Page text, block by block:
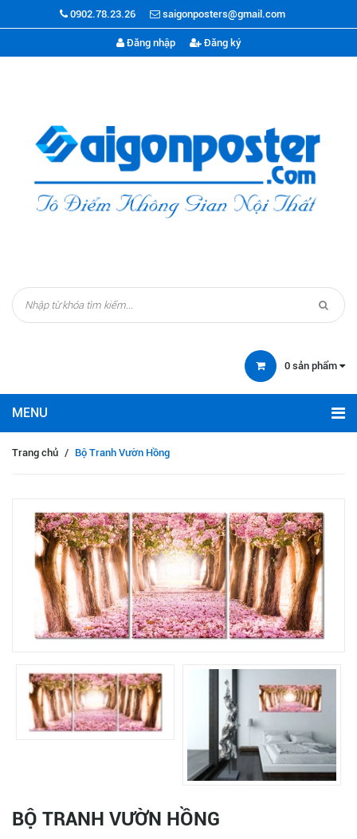
0902.78.23.26 saigonposters@gmail.com
Đăng nhập Đăng ký
0 sản phẩm
Trang chủ / Bộ Tranh Vườn Hồng
BỘ TRANH VƯỜN HỒNG